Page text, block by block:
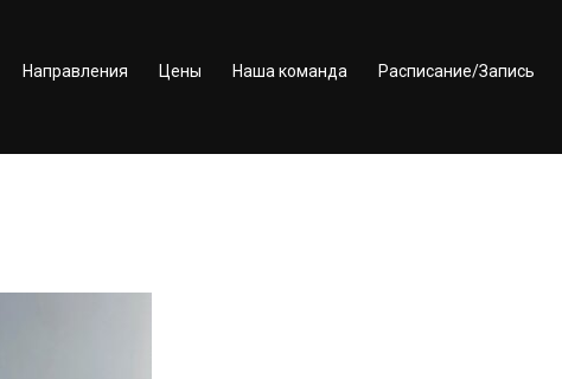
Направления Цены Наша команда Расписание/Запись